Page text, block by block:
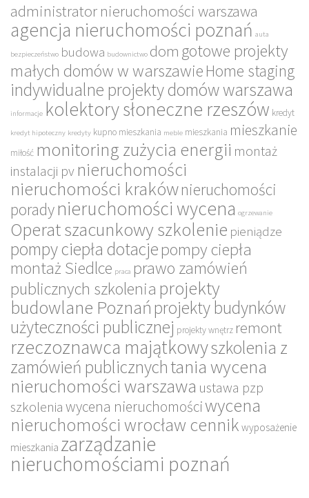
administrator nieruchomości warszawa
agencja nieruchomości poznań auta
bezpieczeństwo budowa budownictwo dom gotowe projekty
małych domów w warszawie Home staging
indywidualne projekty domów warszawa
informacje kolektory słoneczne rzeszów kredyt
kredyt hipoteczny kredyty kupno mieszkania meble mieszkania mieszkanie
miłość monitoring zużycia energii montaż
instalacji pv nieruchomości
nieruchomości krakównieruchomości
poradynieruchomości wycena ogrzewanie
Operat szacunkowy szkolenie pieniądze
pompy ciepła dotacjepompy ciepła
montaż Siedlce praca prawo zamówień
publicznych szkolenia projekty
budowlane Poznańprojekty budynków
użyteczności publicznej projekty wnętrz remont
rzeczoznawca majątkowyszkolenia z
zamówień publicznychtania wycena
nieruchomości warszawa ustawa pzp
szkolenia wycena nieruchomościwycena
nieruchomości wrocław cennik wyposażenie
mieszkania zarządzanie
nieruchomościami poznań